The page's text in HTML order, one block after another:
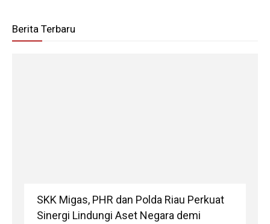
Berita Terbaru
SKK Migas, PHR dan Polda Riau Perkuat
Sinergi Lindungi Aset Negara demi